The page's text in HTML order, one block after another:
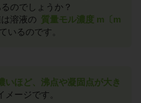
のでしょうか？
溶液の 質量モル濃度 m〔m
いるのです。
いほど、沸点や凝固点が大き
メージです。